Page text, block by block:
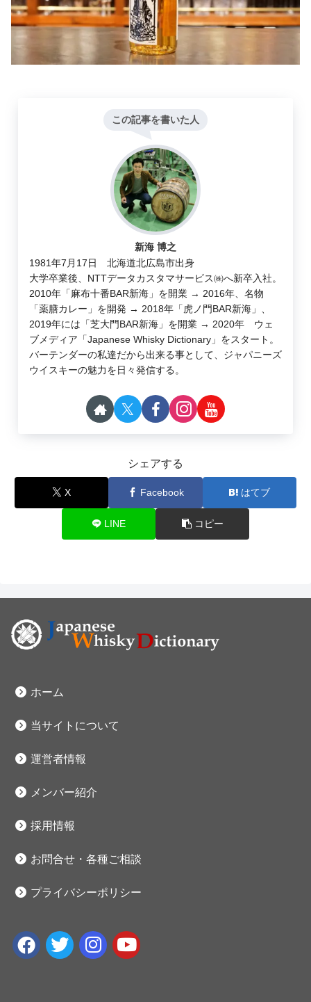
この記事を書いた人
新海 博之
1981年7月17日 北海道北広島市出身
大学卒業後、NTTデータカスタマサービス㈱へ新卒入社。
2010年「麻布十番BAR新海」を開業 → 2016年、名物
「薬膳カレー」を開発 → 2018年「虎ノ門BAR新海」、
2019年には「芝大門BAR新海」を開業 → 2020年 ウェ
ブメディア「Japanese Whisky Dictionary」をスタート。
バーテンダーの私達だから出来る事として、ジャパニーズ
ウイスキーの魅力を日々発信する。
シェアする
X Facebook はてブ
LINE コピー
ホーム
当サイトについて
運営者情報
メンバー紹介
採用情報
お問合せ・各種ご相談
プライバシーポリシー